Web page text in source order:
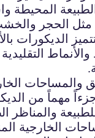
المحيطة
مثل الحجر
الديكورات
والمساحات
مهماً من
والمناظر
الخارجية